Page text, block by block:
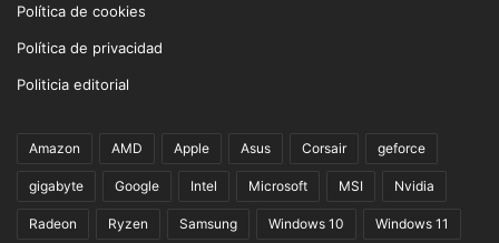
Política de cookies
Política de privacidad
Politicia editorial
Amazon AMD Apple Asus Corsair geforce
gigabyte Google Intel Microsoft MSI Nvidia
Radeon Ryzen Samsung Windows 10 Windows 11